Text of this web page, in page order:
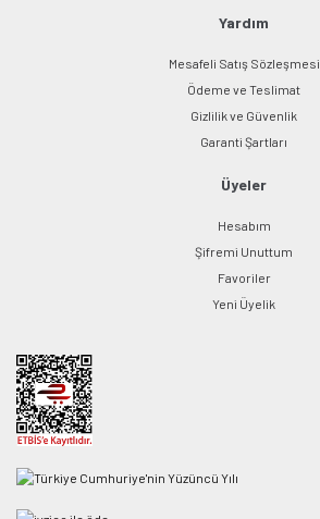
Yardım
Mesafeli Satış Sözleşmesi
Ödeme ve Teslimat
Gizlilik ve Güvenlik
Garanti Şartları
Üyeler
Hesabım
Şifremi Unuttum
Favoriler
Yeni Üyelik